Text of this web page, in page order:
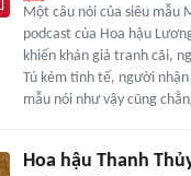
Một câu nói của siêu mẫu
podcast của Hoa hậu
khiến khán giả tranh cãi,
Tú kém tinh tế, người
mẫu nói như vậy cũng
Hoa hậu Thanh